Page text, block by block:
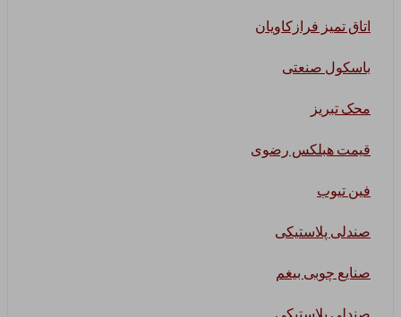
اتاق تمیز فرازکاویان
باسکول صنعتی
محک تبریز
قیمت هبلکس رضوی
فین تیوب
صندلی پلاستیکی
صنایع چوبی بیغم
صندلی پلاستیکی